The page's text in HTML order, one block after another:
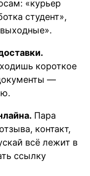
«курьер
студент»,
короткое
—
Пара
контакт,
всё лежит в
ссылку